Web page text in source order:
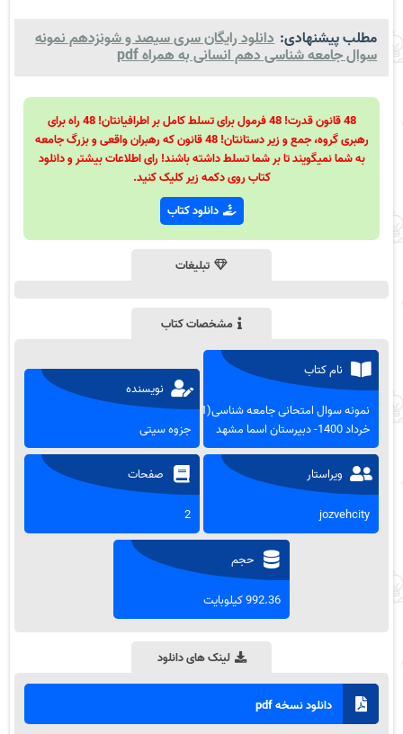
مطلب پیشنهادی: دانلود رایگان سری سیصد و شونزدهم نمونه
سوال جامعه شناسی دهم انسانی به همراه pdf
48 قانون قدرت! 48 فرمول برای تسلط کامل بر اطرافیانتان! 48 راه برای
رهبری گروه، جمع و زیر دستانتان! 48 قانون که رهبران واقعی و بزرگ جامعه
به شما نمیگویند تا بر شما تسلط داشته باشند! رای اطلاعات بیشتر و دانلود
کتاب روی دکمه زیر کلیک کنید.
دانلود کتاب
تبلیغات
مشخصات کتاب
نام کتاب
نمونه سوال امتحانی جامعه شناسی(1)
خرداد 1400- دبیرستان اسما مشهد
نویسنده
جزوه سیتی
ویراستار
jozvehcity
صفحات
2
حجم
992.36 کیلوبایت
لینک های دانلود
دانلود نسخه pdf